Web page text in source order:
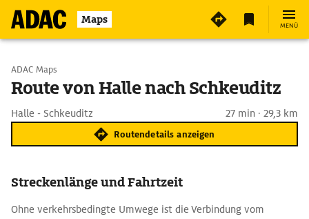
Maps MENÜ
Start wählen
ADAC Maps
Route von Halle nach Schkeuditz
Halle - Schkeuditz 27 min · 29,3 km
Routendetails anzeigen
Streckenlänge und Fahrtzeit
Ohne verkehrsbedingte Umwege ist die Verbindung vom